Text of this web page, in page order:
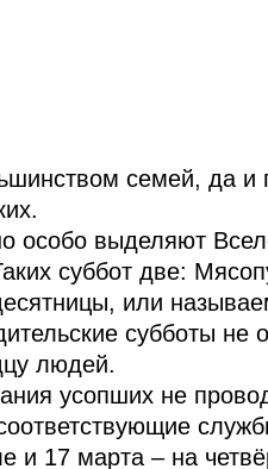
семей, да
особо выделяют
суббот две:
или
субботы не
людей.
усопших не
и 17 марта – на